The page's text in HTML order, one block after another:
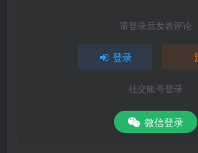
请登录后发表评论
登录
社交账号登录
微信登录